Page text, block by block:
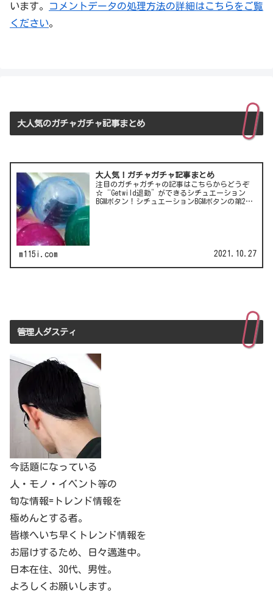
います。
コメントデータの処理方法の詳細はこちらをご覧
ください。
大人気のガチャガチャ記事まとめ
大人気！ガチャガチャ記事まとめ
注目のガチャガチャの記事はこちらからどうぞ
☆“Getwild退勤”ができるシチュエーション
BGMボタン！シチュエーションBGMボタンの第2
m115i.com 2021.10.27
管理人ダスティ
今話題になっている
人・モノ・イベント等の
旬な情報=トレンド情報を
極めんとする者。
皆様へいち早くトレンド情報を
お届けするため、日々邁進中。
日本在住、30代、男性。
よろしくお願いします。